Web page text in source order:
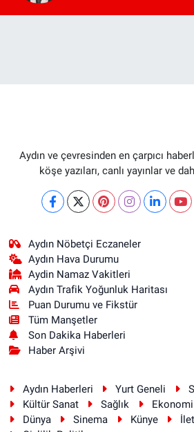
Aydın ve çevresinden en çarpıcı
köşe yazıları, canlı yayınlar ve
Aydın Nöbetçi Eczaneler
Aydın Hava Durumu
Aydin Namaz Vakitleri
Aydın Trafik Yoğunluk Haritası
Puan Durumu ve Fikstür
Tüm Manşetler
Son Dakika Haberleri
Haber Arşivi
Aydın Haberleri Yurt Geneli
Kültür Sanat
Sağlık Ekonomi
Dünya
Sinema Künye